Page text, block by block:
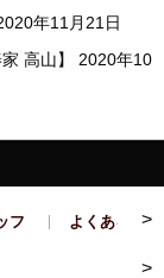
年11月21日
高山】
2020年10
フ よくある質問
>
>